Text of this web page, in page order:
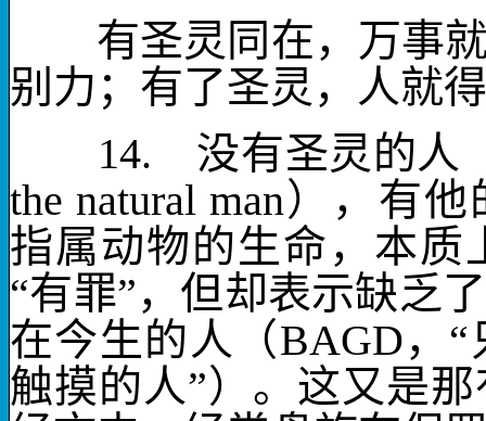
有圣灵同在，万事就
别力；有了圣灵，人就
14.
没有圣灵的人
the natural man），有他
指属动物的生命，本质
“有罪”，但却表示缺乏
在今生的人（BAGD，
触摸的人”）。这又是